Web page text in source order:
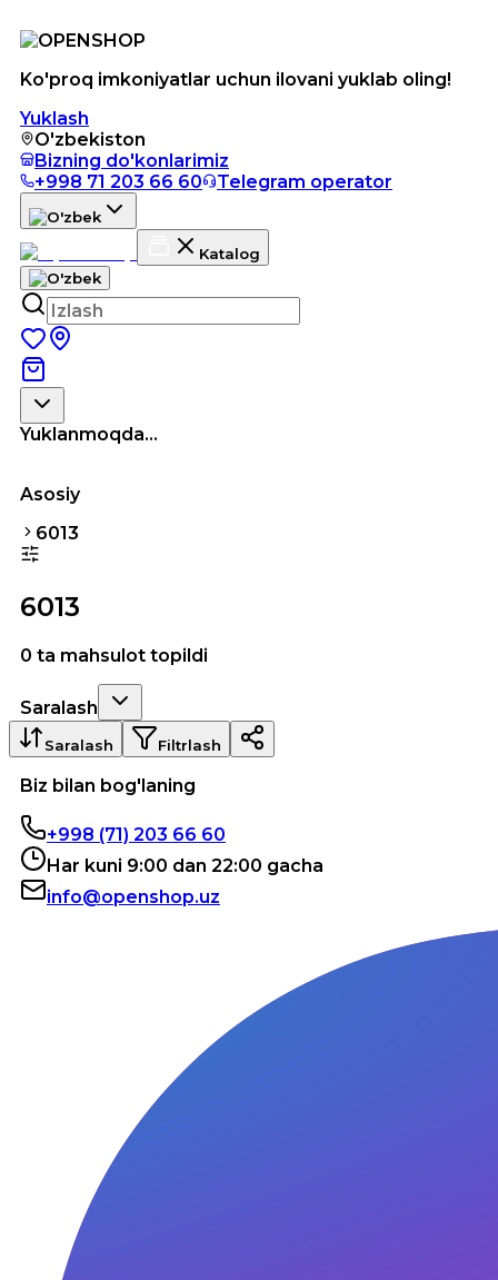
Ko'proq imkoniyatlar uchun ilovani yuklab oling!
Yuklash
O'zbekiston
Bizning do'konlarimiz
+998 71 203 66 60
Telegram operator
Katalog
Yuklanmoqda...
Asosiy
6013
6013
0 ta mahsulot topildi
Saralash
Saralash Filtrlash
Biz bilan bog'laning
+998 (71) 203 66 60
Har kuni 9:00 dan 22:00 gacha
info@openshop.uz